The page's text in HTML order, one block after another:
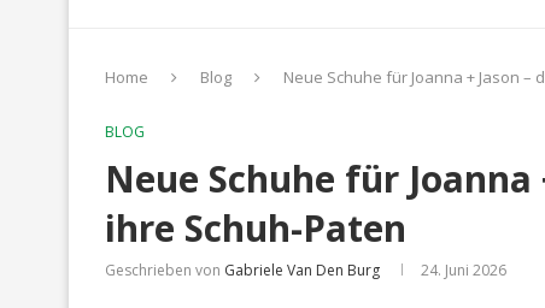
Home Blog Neue Schuhe für Joanna + Jason
BLOG
Neue Schuhe für
ihre Schuh-Paten
Geschrieben von Gabriele Van Den Burg 24. Juni 2026